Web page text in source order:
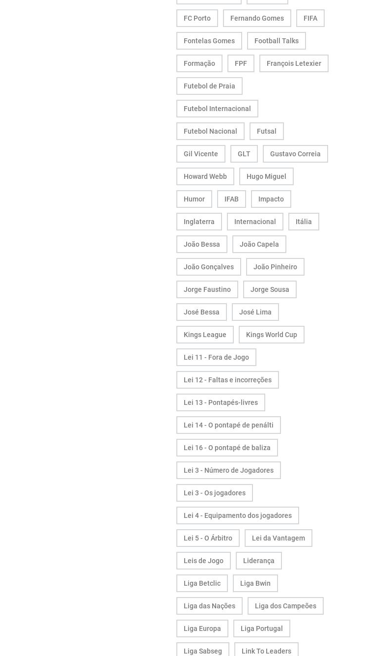
FC Porto Fernando Gomes FIFA
Fontelas Gomes Football Talks
Formação FPF François Letexier
Futebol de Praia
Futebol Internacional
Futebol Nacional Futsal
Gil Vicente GLT Gustavo Correia
Howard Webb Hugo Miguel
Humor IFAB Impacto
Inglaterra Internacional Itália
João Bessa João Capela
João Gonçalves João Pinheiro
Jorge Faustino Jorge Sousa
José Bessa José Lima
Kings League Kings World Cup
Lei 11 - Fora de Jogo
Lei 12 - Faltas e incorreções
Lei 13 - Pontapés-livres
Lei 14 - O pontapé de penálti
Lei 16 - O pontapé de baliza
Lei 3 - Número de Jogadores
Lei 3 - Os jogadores
Lei 4 - Equipamento dos jogadores
Lei 5 - O Árbitro Lei da Vantagem
Leis de Jogo Liderança
Liga Betclic Liga Bwin
Liga das Nações Liga dos Campeões
Liga Europa Liga Portugal
Liga Sabseg Link To Leaders